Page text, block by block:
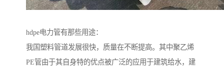
hdpe电力管有那些用途：
我国塑料管道发展很快，质量在不断提高。其中聚乙烯
PE管由于其自身特的优点被广泛的应用于建筑给水，建